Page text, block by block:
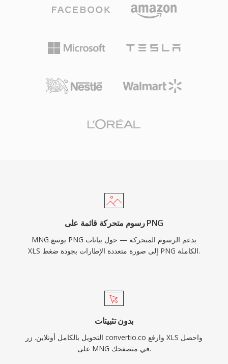
رسوم متحركة قائمة على PNG
MNG يوسع PNG بدعم الرسوم المتحركة — حول بيانات
XLS إلى صورة متعددة الإطارات بجودة ضغط PNG الكاملة.
بدون تثبيتات
التحويل بالكامل أونلاين. زر convertio.co وارفع XLS واحصل
على MNG في متصفحك.